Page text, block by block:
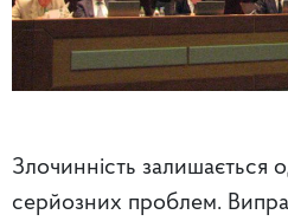
Злочинність залишається
серйозних проблем.